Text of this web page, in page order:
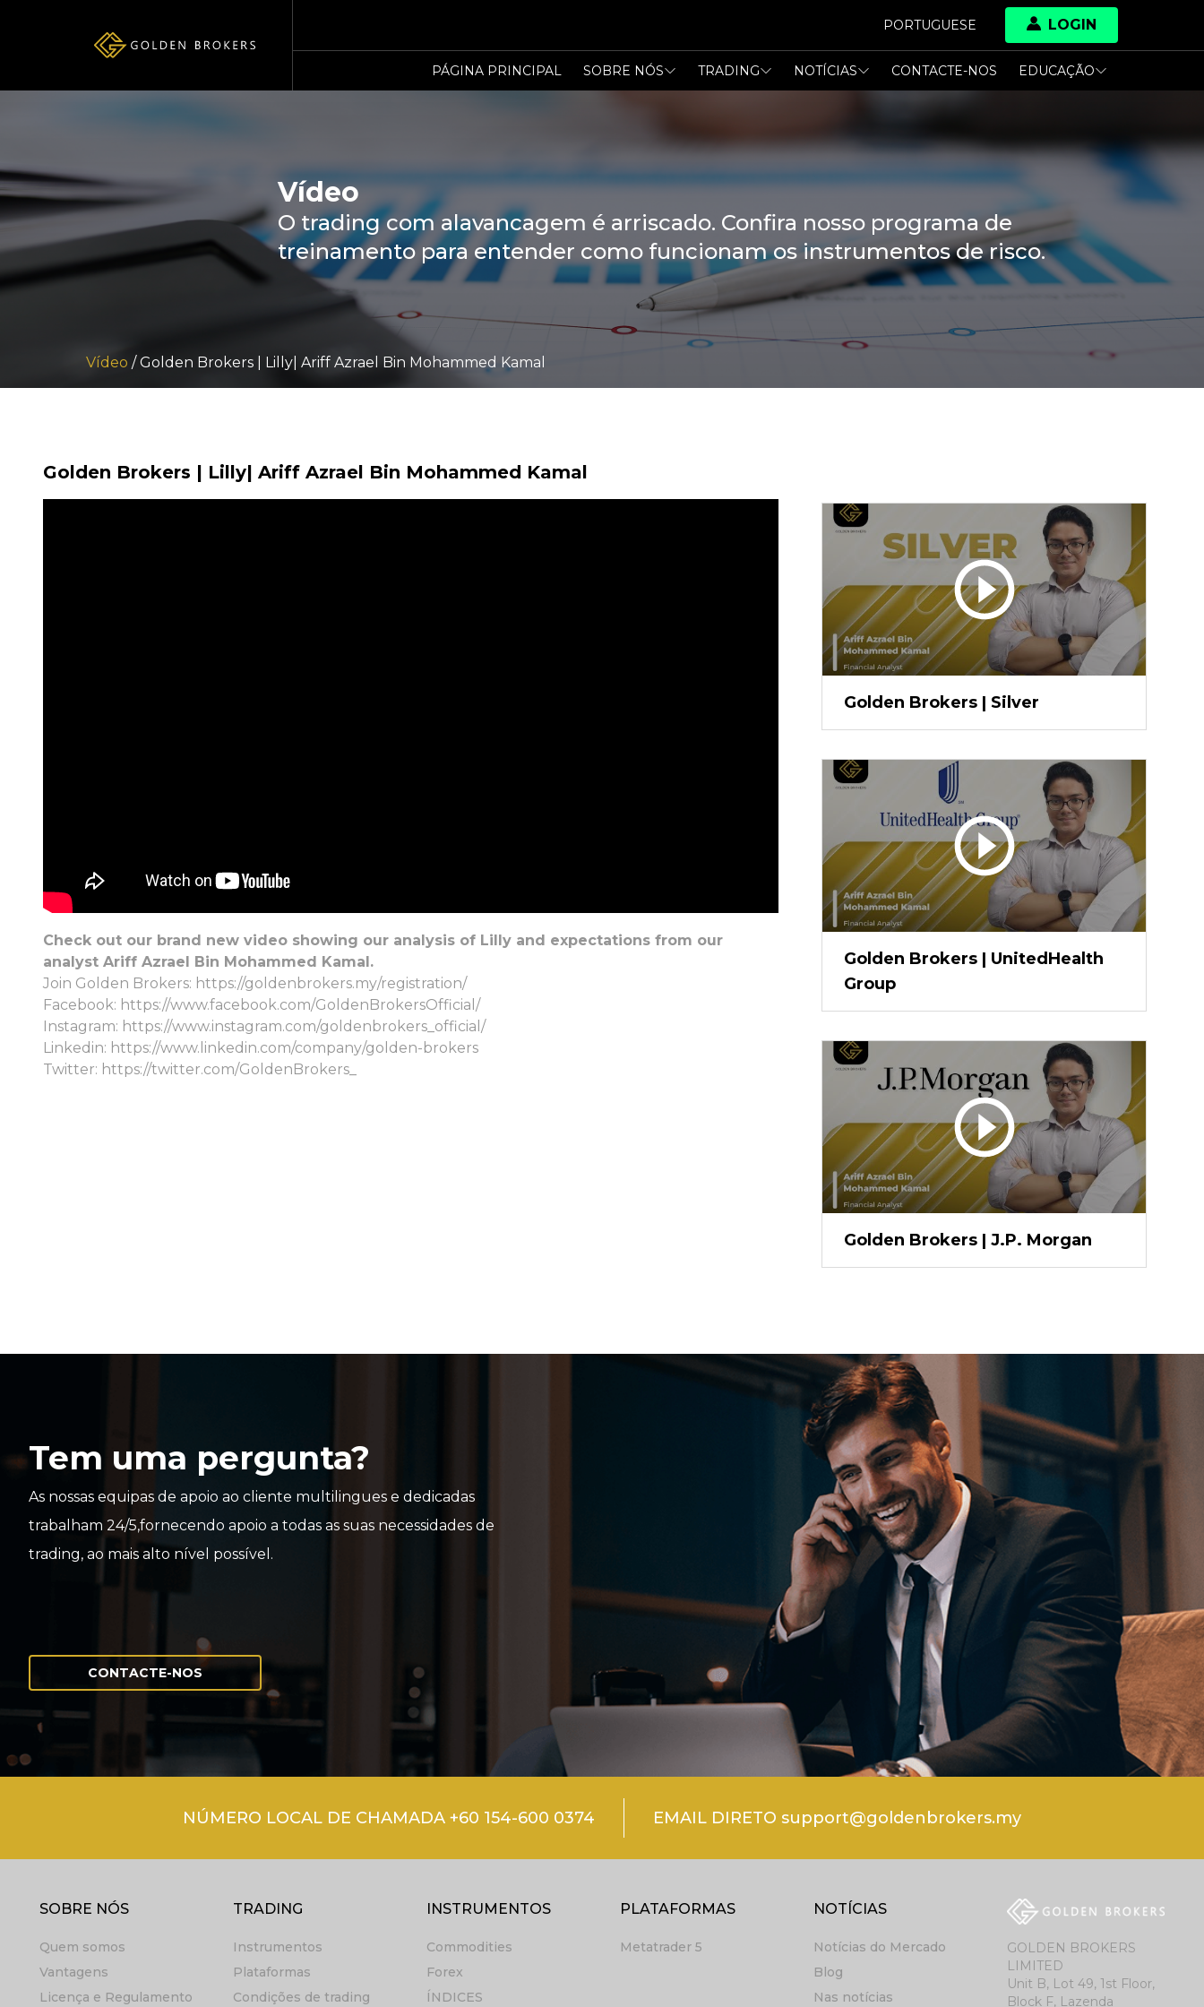
PORTUGUESE LOGIN
PÁGINA PRINCIPAL SOBRE NÓS TRADING NOTÍCIAS CONTACTE-NOS EDUCAÇÃO
Vídeo
O trading com alavancagem é arriscado. Confira nosso programa de
treinamento para entender como funcionam os instrumentos de risco.
Vídeo / Golden Brokers | Lilly| Ariff Azrael Bin Mohammed Kamal
Golden Brokers | Lilly| Ariff Azrael Bin Mohammed Kamal
Check out our brand new video showing our analysis of Lilly and expectations from our
analyst Ariff Azrael Bin Mohammed Kamal.
Join Golden Brokers: https://goldenbrokers.my/registration/
Facebook: https://www.facebook.com/GoldenBrokersOfficial/
Instagram: https://www.instagram.com/goldenbrokers_official/
Linkedin: https://www.linkedin.com/company/golden-brokers
Twitter: https://twitter.com/GoldenBrokers_
Golden Brokers | Silver
Golden Brokers | UnitedHealth
Group
Golden Brokers | J.P. Morgan
Tem uma pergunta?
As nossas equipas de apoio ao cliente multilingues e dedicadas
trabalham 24/5,fornecendo apoio a todas as suas necessidades de
trading, ao mais alto nível possível.
CONTACTE-NOS
NÚMERO LOCAL DE CHAMADA +60 154-600 0374 EMAIL DIRETO support@goldenbrokers.my
SOBRE NÓS
Quem somos
Vantagens
Licença e Regulamento
TRADING
Instrumentos
Plataformas
Condições de trading
INSTRUMENTOS
Commodities
Forex
ÍNDICES
PLATAFORMAS
Metatrader 5
NOTÍCIAS
Notícias do Mercado
Blog
Nas notícias
GOLDEN BROKERS
LIMITED
Unit B, Lot 49, 1st Floor,
Block F, Lazenda